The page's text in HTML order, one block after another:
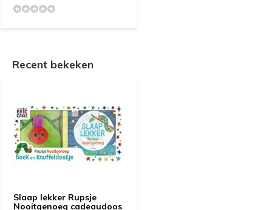
Recent bekeken
Slaap lekker Rupsje
Nooitgenoeg cadeaudoos